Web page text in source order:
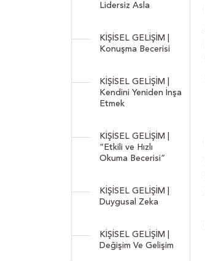
Lidersiz Asla
KİŞİSEL GELİŞİM |
Konuşma Becerisi
KİŞİSEL GELİŞİM |
Kendini Yeniden İnşa
Etmek
KİŞİSEL GELİŞİM |
“Etkili ve Hızlı
Okuma Becerisi”
KİŞİSEL GELİŞİM |
Duygusal Zeka
KİŞİSEL GELİŞİM |
Değişim Ve Gelişim